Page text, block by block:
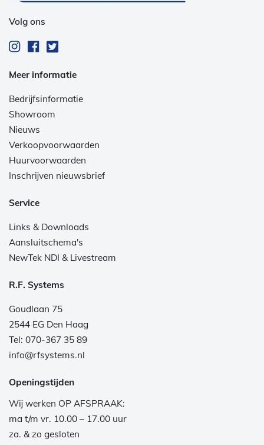
Volg ons
Meer informatie
Bedrijfsinformatie
Showroom
Nieuws
Verkoopvoorwaarden
Huurvoorwaarden
Inschrijven nieuwsbrief
Service
Links & Downloads
Aansluitschema's
NewTek NDI & Livestream
R.F. Systems
Goudlaan 75
2544 EG Den Haag
Tel: 070-367 35 89
info@rfsystems.nl
Openingstijden
Wij werken OP AFSPRAAK:
ma t/m vr. 10.00 – 17.00 uur
za. & zo gesloten